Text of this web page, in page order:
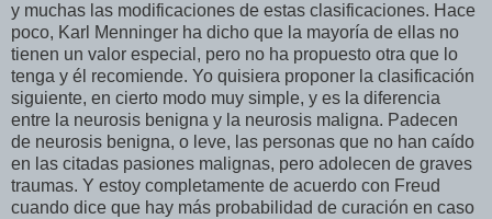
y muchas las modificaciones de estas clasificaciones. Hace
poco, Karl Menninger ha dicho que la mayoría de ellas no
tienen un valor especial, pero no ha propuesto otra que lo
tenga y él recomiende. Yo quisiera proponer la clasificación
siguiente, en cierto modo muy simple, y es la diferencia
entre la neurosis benigna y la neurosis maligna. Padecen
de neurosis benigna, o leve, las personas que no han caído
en las citadas pasiones malignas, pero adolecen de graves
traumas. Y estoy completamente de acuerdo con Freud
cuando dice que hay más probabilidad de curación en caso